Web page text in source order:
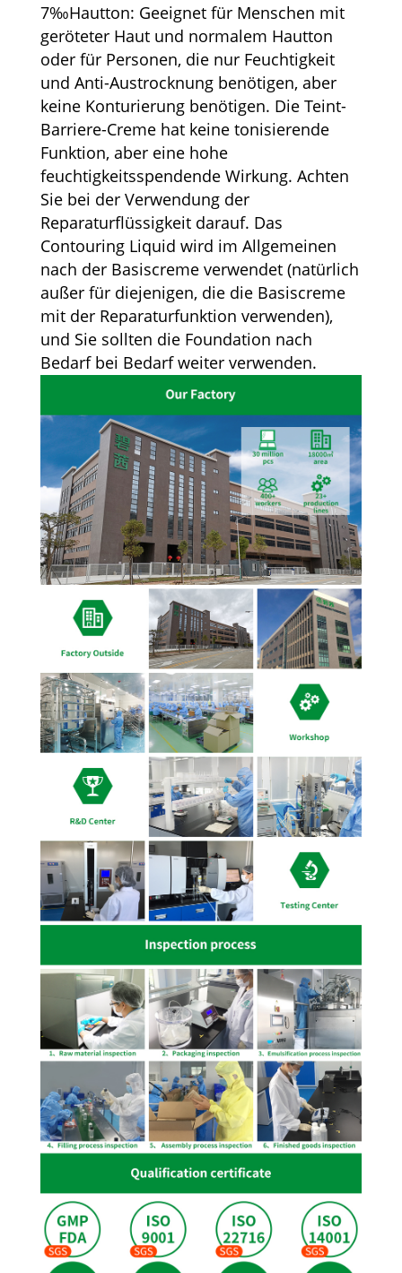
7‰Hautton: Geeignet für Menschen mit
geröteter Haut und normalem Hautton
oder für Personen, die nur Feuchtigkeit
und Anti-Austrocknung benötigen, aber
keine Konturierung benötigen. Die Teint-
Barriere-Creme hat keine tonisierende
Funktion, aber eine hohe
feuchtigkeitsspendende Wirkung. Achten
Sie bei der Verwendung der
Reparaturflüssigkeit darauf. Das
Contouring Liquid wird im Allgemeinen
nach der Basiscreme verwendet (natürlich
außer für diejenigen, die die Basiscreme
mit der Reparaturfunktion verwenden),
und Sie sollten die Foundation nach
Bedarf bei Bedarf weiter verwenden.